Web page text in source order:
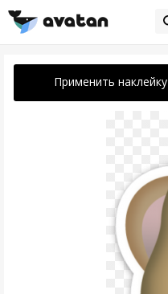
Применить наклейку